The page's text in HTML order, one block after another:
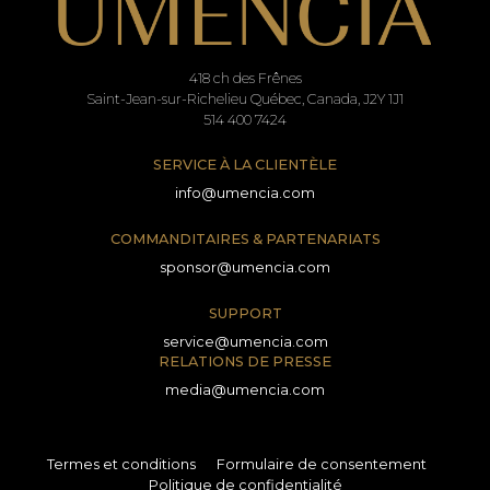
418 ch des Frênes
Saint-Jean-sur-Richelieu Québec, Canada, J2Y 1J1
514 400 7424
SERVICE À LA CLIENTÈLE
info@umencia.com
COMMANDITAIRES & PARTENARIATS
sponsor@umencia.com
SUPPORT
service@umencia.com
RELATIONS DE PRESSE
media@umencia.com
Termes et conditions
Formulaire de consentement
Politique de confidentialité